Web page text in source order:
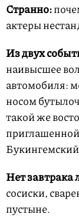
Странно:
актеры
Из двух
наивысшее
автомобиля:
носом
такой же
Нет завтрака
сосиски,
пустыне.